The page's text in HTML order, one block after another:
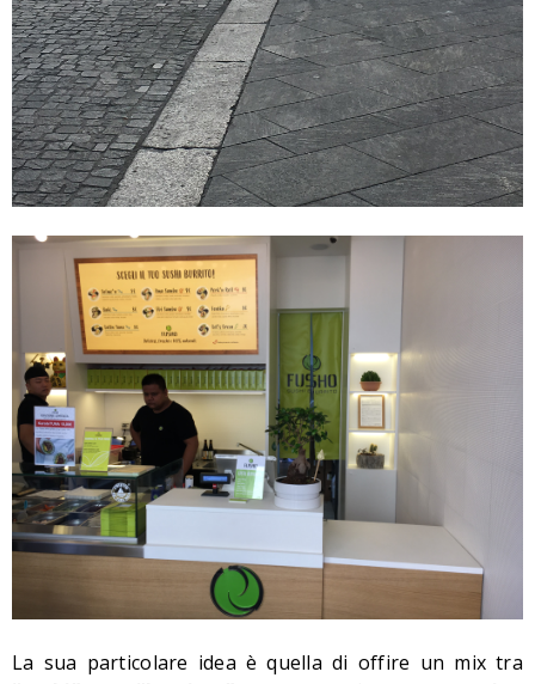
La sua particolare idea è quella di offire un mix tra